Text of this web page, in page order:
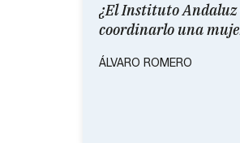
¿El Instituto Andaluz
coordinarlo una
ÁLVARO ROMERO